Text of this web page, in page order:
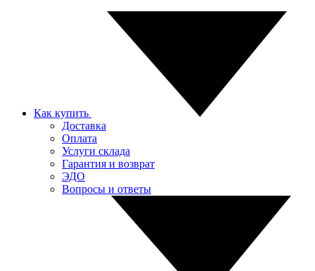
Как купить
Доставка
Оплата
Услуги склада
Гарантия и возврат
ЭДО
Вопросы и ответы